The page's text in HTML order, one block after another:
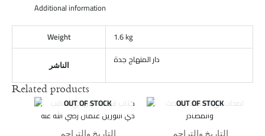
Additional information
Weight
1.6 kg
الناشر
دار المنهاج جدة
Related products
OUT OF STOCK
التاريخ والتراجم
OUT OF STOCK
التاريخ والتراجم